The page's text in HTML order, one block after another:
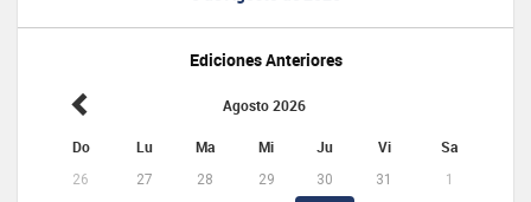
Ediciones Anteriores
Agosto 2026
Do Lu Ma Mi Ju Vi Sa
26 27 28 29 30 31
1